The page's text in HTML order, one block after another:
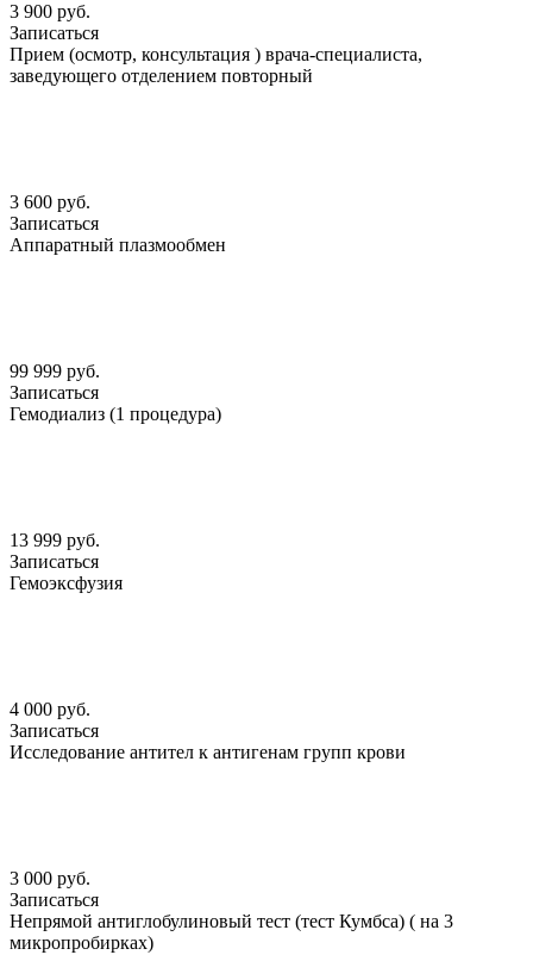
3 900 руб.
Записаться
Прием (осмотр, консультация ) врача-специалиста,
заведующего отделением повторный
3 600 руб.
Записаться
Аппаратный плазмообмен
99 999 руб.
Записаться
Гемодиализ (1 процедура)
13 999 руб.
Записаться
Гемоэксфузия
4 000 руб.
Записаться
Исследование антител к антигенам групп крови
3 000 руб.
Записаться
Непрямой антиглобулиновый тест (тест Кумбса) ( на 3
микропробирках)